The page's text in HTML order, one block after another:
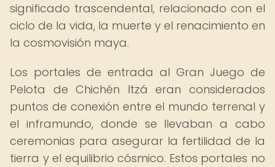
significado trascendental, relacionado con el
ciclo de la vida, la muerte y el renacimiento en
la cosmovisión maya.
Los portales de entrada al Gran Juego de
Pelota de Chichén Itzá eran considerados
puntos de conexión entre el mundo terrenal y
el inframundo, donde se llevaban a cabo
ceremonias para asegurar la fertilidad de la
tierra y el equilibrio cósmico. Estos portales no